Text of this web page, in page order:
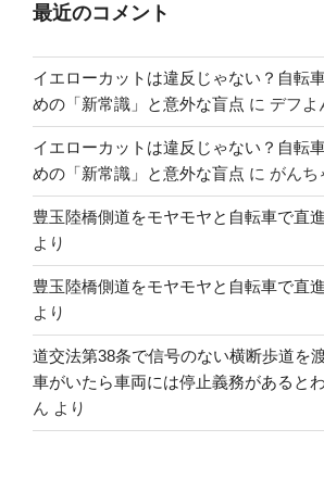
最近のコメント
イエローカットは違反じゃない？自転
めの「新常識」と意外な盲点 に デフよ
イエローカットは違反じゃない？自転
めの「新常識」と意外な盲点 に がんち
豊玉陸橋側道をモヤモヤと自転車で直
より
豊玉陸橋側道をモヤモヤと自転車で直
より
道交法第38条で信号のない横断歩道を
車がいたら車両には停止義務があると
ん より